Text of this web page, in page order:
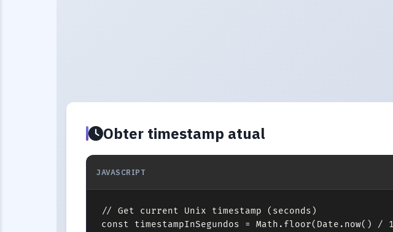
Obter timestamp atual
JAVASCRIPT
// Get current Unix timestamp (seconds)
const timestampInSegundos = Math.floor(Date.now() /